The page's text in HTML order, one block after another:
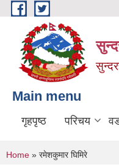
Skip to main content
Main menu
गृहपृष्ठ परिचय
You are here
Home » रमेशकुमार घिमिरे